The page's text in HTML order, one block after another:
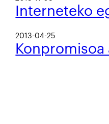
Interneteko
2013-04-25
Konpromisoa